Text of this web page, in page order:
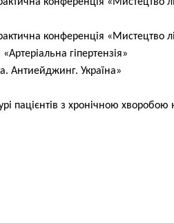
конференція «Мистецтво
гіпертензія»
Антиейджинг. Україна»
пацієнтів з хронічною хворобою